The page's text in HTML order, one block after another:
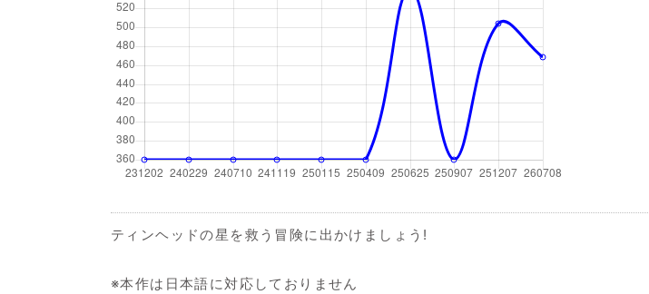
ティンヘッドの星を救う冒険に出かけましょう!
※本作は日本語に対応しておりません